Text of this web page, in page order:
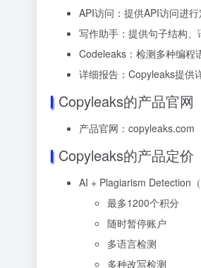
API访问：提供API访问进
写作助手：提供句子结构、
Codeleaks：检测多种编程
详细报告：Copyleaks提供
Copyleaks的产品官网
产品官网：copyleaks.com
Copyleaks的产品定价
AI + Plagiarism Detection
最多1200个积分
随时暂停账户
多语言检测
多种改写检测